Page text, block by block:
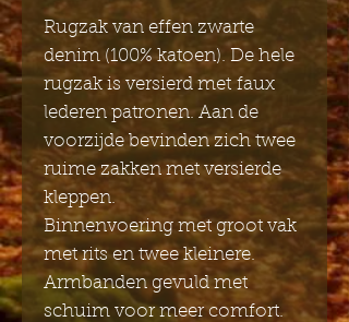
Rugzak van effen zwarte
denim (100% katoen). De hele
rugzak is versierd met faux
lederen patronen. Aan de
voorzijde bevinden zich twee
ruime zakken met versierde
kleppen.
Binnenvoering met groot vak
met rits en twee kleinere.
Armbanden gevuld met
schuim voor meer comfort.